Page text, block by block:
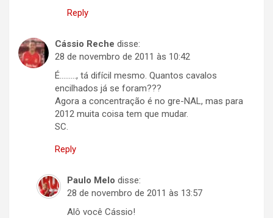
Reply
Cássio Reche disse:
28 de novembro de 2011 às 10:42
É………, tá difícil mesmo. Quantos cavalos
encilhados já se foram???
Agora a concentração é no gre-NAL, mas para
2012 muita coisa tem que mudar.
SC.
Reply
Paulo Melo disse:
28 de novembro de 2011 às 13:57
Alô você Cássio!